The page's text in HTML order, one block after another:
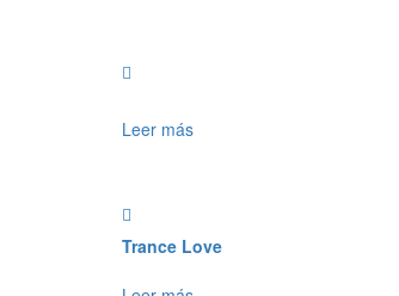
Leer más
Trance Love